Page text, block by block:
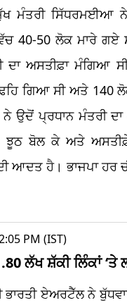
ਮੰਤਰੀ ਸਿੱਧਰਮਈਆ ਨੇ
40-50 ਲੋਕ ਮਾਰੇ ਗਏ
ਅਸਤੀਫ਼ਾ ਮੰਗਿਆ
ਗਿਆ ਸੀ ਅਤੇ 140
ਨੇ ਉਦੋਂ ਪ੍ਰਧਾਨ ਮੰਤਰੀ
ਨੂੰ ਝੂਠ ਬੋਲ ਕੇ ਅਤੇ
ਆਦਤ ਹੈ। ਭਾਜਪਾ ਹਰ
PM (IST)
ਲੱਖ ਸ਼ੱਕੀ ਲਿੰਕਾਂ ‘ਤੇ
ਭਾਰਤੀ ਏਅਰਟੈੱਲ ਨੇ